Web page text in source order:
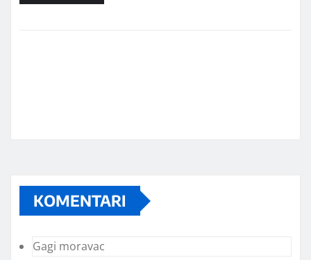
KOMENTARI
Gagi moravac